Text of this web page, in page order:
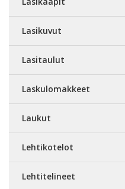
Lasikuvut
Lasitaulut
Laskulomakkeet
Laukut
Lehtikotelot
Lehtitelineet